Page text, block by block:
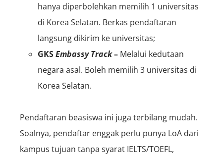
hanya diperbolehkan memilih 1 universitas
di Korea Selatan. Berkas pendaftaran
langsung dikirim ke universitas;
GKSEmbassy Track– Melalui kedutaan
negara asal. Boleh memilih 3 universitas di
Korea Selatan.
Pendaftaran beasiswa ini juga terbilang mudah.
Soalnya, pendaftar enggak perlu punya LoA dari
kampus tujuan tanpa syarat IELTS/TOEFL,